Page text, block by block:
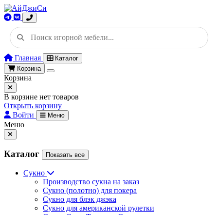
Главная
Каталог
Корзина
Корзина
В корзине нет товаров
Открыть корзину
Войти
Меню
Меню
Каталог Показать все
Сукно
Производство сукна на заказ
Сукно (полотно) для покера
Сукно для блэк джэка
Сукно для американской рулетки